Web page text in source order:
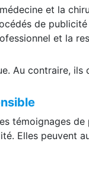
et la
de
témoignages de
Elles peuvent